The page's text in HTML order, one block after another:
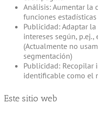
Análisis: Aumentar la
funciones estadísticas
Publicidad: Adaptar
intereses según,
(Actualmente no
segmentación)
Publicidad: Recopilar
identificable como el
Este sitio web